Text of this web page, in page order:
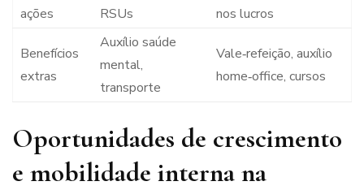
ações
RSUs
nos lucros
Benefícios
extras
Auxílio saúde
mental,
transporte
Vale‑refeição, auxílio
home‑office, cursos
Oportunidades de crescimento
e mobilidade interna na